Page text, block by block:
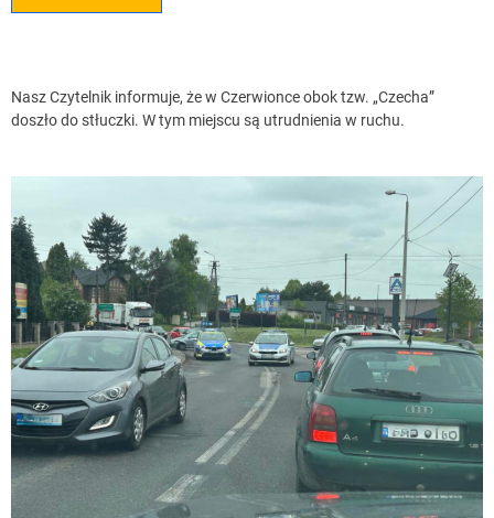
Nasz Czytelnik informuje, że w Czerwionce obok tzw. „Czecha”
doszło do stłuczki. W tym miejscu są utrudnienia w ruchu.